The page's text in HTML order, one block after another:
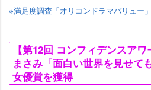
※満足度調査「オリコンドラマバリュー
【第12回 コンフィデンスア
まさみ「面白い世界を見せて
女優賞を獲得